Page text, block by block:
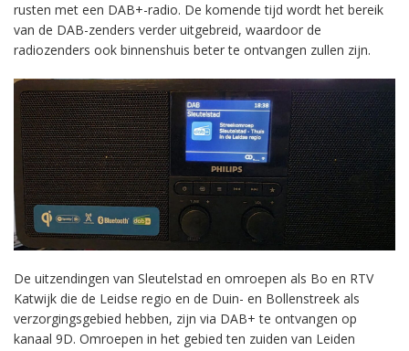
rusten met een DAB+-radio. De komende tijd wordt het bereik
van de DAB-zenders verder uitgebreid, waardoor de
radiozenders ook binnenshuis beter te ontvangen zullen zijn.
De uitzendingen van Sleutelstad en omroepen als Bo en RTV
Katwijk die de Leidse regio en de Duin- en Bollenstreek als
verzorgingsgebied hebben, zijn via DAB+ te ontvangen op
kanaal 9D. Omroepen in het gebied ten zuiden van Leiden